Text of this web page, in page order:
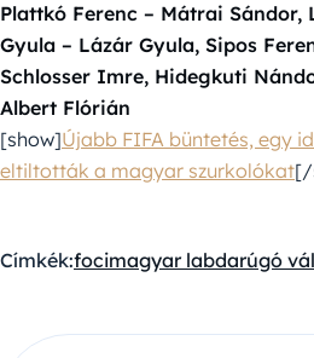
Plattkó Ferenc – Mátrai Sándor,
Gyula – Lázár Gyula, Sipos
Schlosser Imre, Hidegkuti
Albert Flórián
[show]Újabb FIFA büntetés, egy
eltiltották a magyar szurkolókat[/
Címkék:focimagyar labdarúgó